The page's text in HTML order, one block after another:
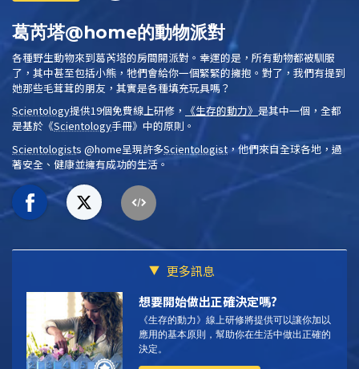
葛芮塔@home的動物派對
各種野生動物來到葛芮塔的房間開派對。幸運的是，所有動物都被馴服
了，其中甚至包括小熊，牠們會給你一個緊緊的擁抱。對了，我們有提到
她那些毛茸茸的朋友，其實是各種填充玩具嗎？
Scientology提供19個免費線上研修， 《生存的動力》 是其中一個，全都
是基於 《Scientology手冊》 中的原則。
Scientologists @home呈現許多Scientologist ，他們來自全球各地，過
著安全、健康並擁有成功的生活。
更多訊息
想要開始做出正確決定嗎?
《生存的動力》線上研修將提供可以讓你加以
應用的基本原則，幫助你在生活中做出正確的
決定。